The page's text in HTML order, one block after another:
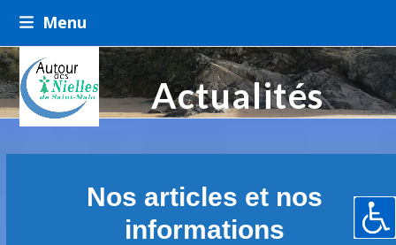
content
Menu
Actualités
Nos articles et nos
informations